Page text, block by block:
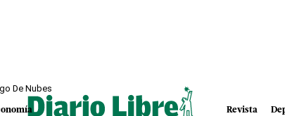
De Nubes
Revista